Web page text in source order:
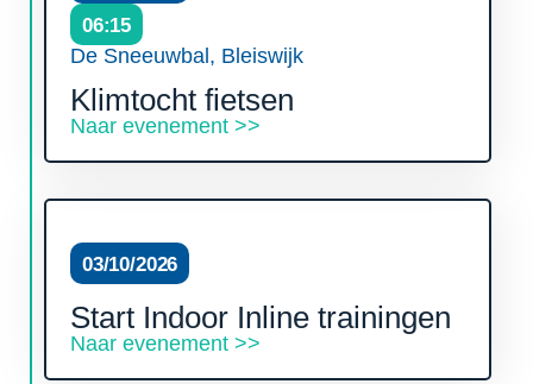
06:15
De Sneeuwbal, Bleiswijk
Klimtocht fietsen
Naar evenement >>
03/10/2026
Start Indoor Inline trainingen
Naar evenement >>